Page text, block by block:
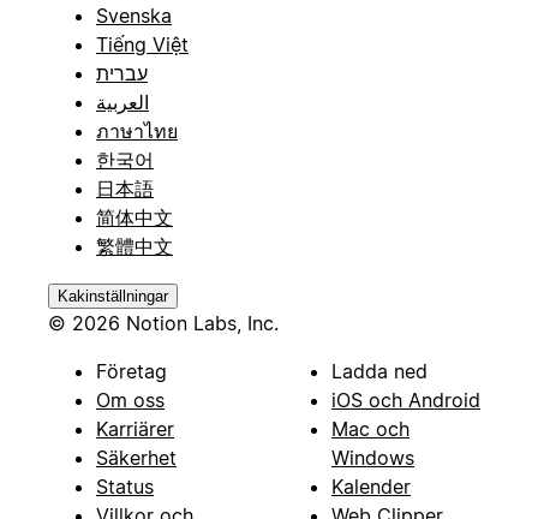
Svenska
Tiếng Việt
עברית
العربية
ภาษาไทย
한국어
日本語
简体中文
繁體中文
Kakinställningar
© 2026 Notion Labs, Inc.
Företag
Om oss
Karriärer
Säkerhet
Status
Ladda ned
iOS och Android
Mac och
Windows
Kalender